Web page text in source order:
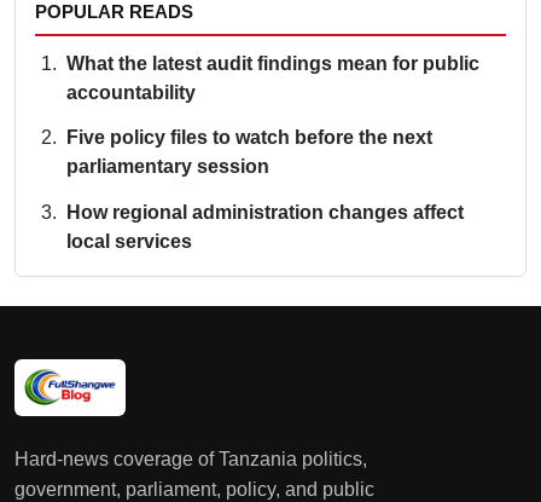
POPULAR READS
What the latest audit findings mean for public
accountability
Five policy files to watch before the next
parliamentary session
How regional administration changes affect
local services
Hard-news coverage of Tanzania politics,
government, parliament, policy, and public